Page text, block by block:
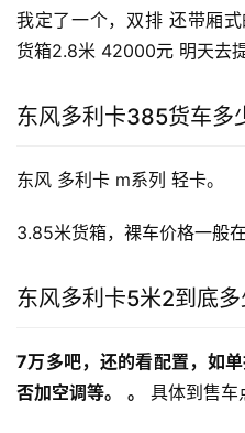
我定了一个，双排 还带厢
货箱2.8米 42000元 明天去
东风多利卡385货车多
东风 多利卡 m系列 轻卡。
3.85米货箱，裸车价格一般
东风多利卡5米2到底多
7万多吧，还的看配置，如
否加空调等。
。 具体到售车